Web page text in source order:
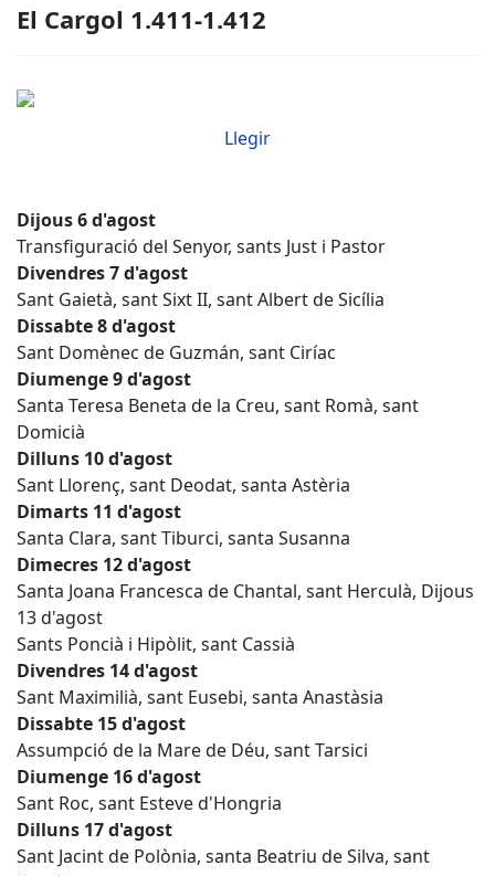
El Cargol 1.411-1.412
Llegir
Dijous 6 d'agost
Transfiguració del Senyor, sants Just i Pastor
Divendres 7 d'agost
Sant Gaietà, sant Sixt II, sant Albert de Sicília
Dissabte 8 d'agost
Sant Domènec de Guzmán, sant Ciríac
Diumenge 9 d'agost
Santa Teresa Beneta de la Creu, sant Romà, sant
Domicià
Dilluns 10 d'agost
Sant Llorenç, sant Deodat, santa Astèria
Dimarts 11 d'agost
Santa Clara, sant Tiburci, santa Susanna
Dimecres 12 d'agost
Santa Joana Francesca de Chantal, sant Herculà, Dijous
13 d'agost
Sants Poncià i Hipòlit, sant Cassià
Divendres 14 d'agost
Sant Maximilià, sant Eusebi, santa Anastàsia
Dissabte 15 d'agost
Assumpció de la Mare de Déu, sant Tarsici
Diumenge 16 d'agost
Sant Roc, sant Esteve d'Hongria
Dilluns 17 d'agost
Sant Jacint de Polònia, santa Beatriu de Silva, sant